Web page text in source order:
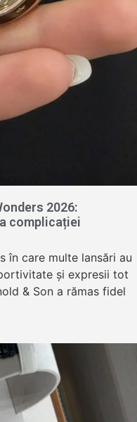
2026:
complicației
în care multe lansări au
și expresii tot
& Son a rămas fidel